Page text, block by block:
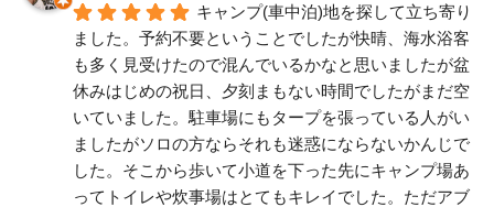
キャンプ(車中泊)地を探して立ち寄り
ました。予約不要ということでしたが快晴、海水浴客
も多く見受けたので混んでいるかなと思いましたが盆
休みはじめの祝日、夕刻まもない時間でしたがまだ空
いていました。駐車場にもタープを張っている人がい
ましたがソロの方ならそれも迷惑にならないかんじで
した。そこから歩いて小道を下った先にキャンプ場あ
ってトイレや炊事場はとてもキレイでした。ただアブ